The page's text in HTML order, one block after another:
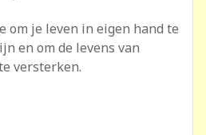
om je leven in eigen hand te
en om de levens van
versterken.